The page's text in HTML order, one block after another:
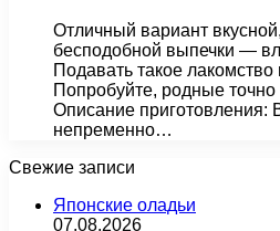
Отличный вариант
бесподобной выпечки —
Подавать такое
Попробуйте, родные точно
Описание
непременно…
Свежие записи
Японские оладьи
07.08.2026